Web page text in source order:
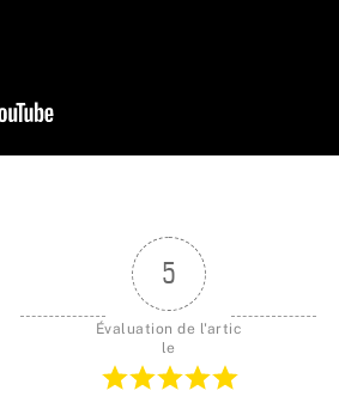
5
Évaluation de l'artic
le